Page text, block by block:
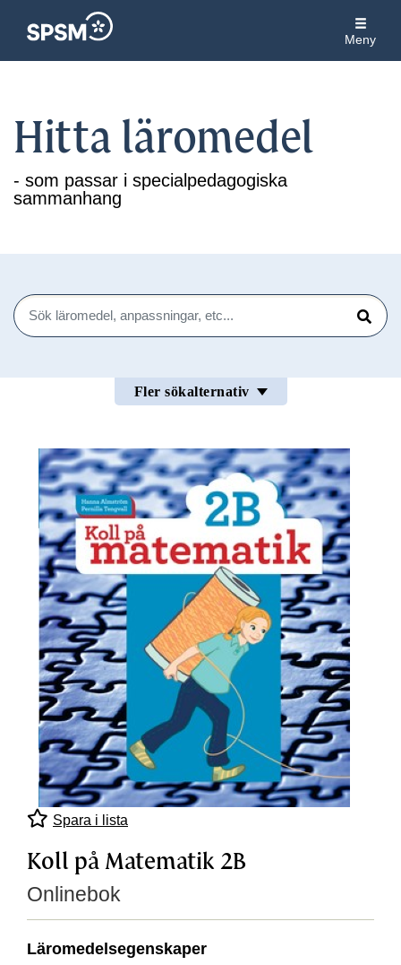
Meny
Hitta läromedel
- som passar i specialpedagogiska
sammanhang
Sök
Sök
Fler sökalternativ
Spara i lista
Koll på Matematik 2B
Onlinebok
Läromedelsegenskaper